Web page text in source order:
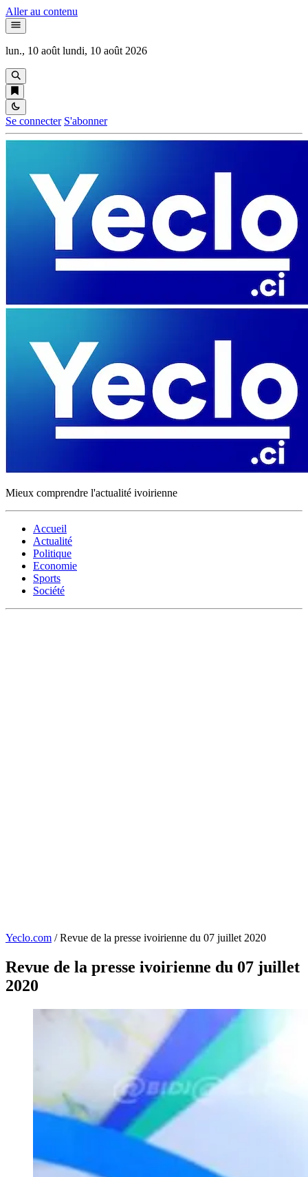
Aller au contenu
lun., 10 août lundi, 10 août 2026
Se connecter S'abonner
Mieux comprendre l'actualité ivoirienne
Accueil
Actualité
Politique
Economie
Sports
Société
Yeclo.com / Revue de la presse ivoirienne du 07 juillet 2020
Revue de la presse ivoirienne du 07 juillet
2020